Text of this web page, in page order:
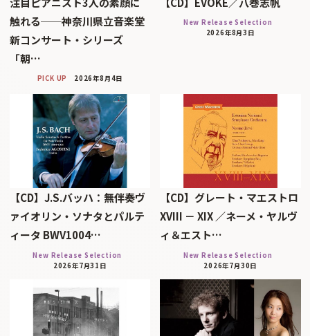
触れる──神奈川県立音楽堂
新コンサート・シリーズ
「朝…
PICK UP 2026年8月4日
New Release Selection
2026年8月3日
【CD】J.S.バッハ：無伴奏ヴ
ァイオリン・ソナタとパルテ
ィータ BWV1004…
New Release Selection
2026年7月31日
【CD】グレート・マエストロ
XVIII － XIX ／ネーメ・ヤルヴ
ィ＆エスト…
New Release Selection
2026年7月30日